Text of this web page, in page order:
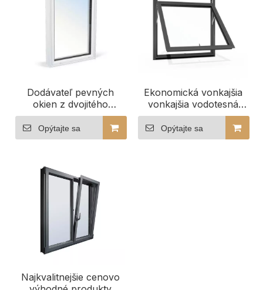
Dodávateľ pevných
okien z dvojitého
tvrdeného hliníka s
úsporou energie
Opýtajte sa
Ekonomická vonkajšia
vonkajšia vodotesná
hliníková markíza s
oknom 3 panely
Opýtajte sa
Najkvalitnejšie cenovo